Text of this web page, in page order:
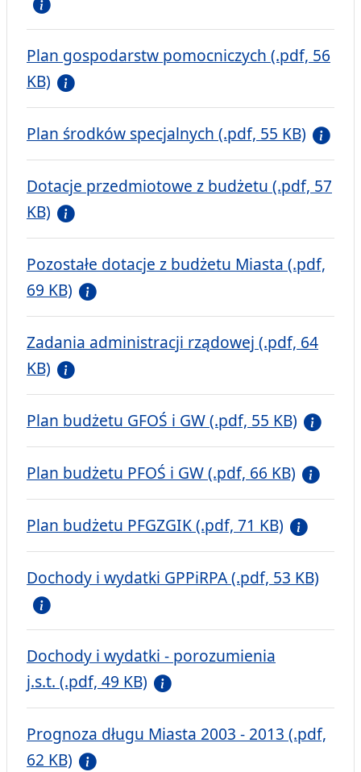
Plan gospodarstw pomocniczych (.pdf, 56
KB)
Plan środków specjalnych (.pdf, 55 KB)
Dotacje przedmiotowe z budżetu (.pdf, 57
KB)
Pozostałe dotacje z budżetu Miasta (.pdf,
69 KB)
Zadania administracji rządowej (.pdf, 64
KB)
Plan budżetu GFOŚ i GW (.pdf, 55 KB)
Plan budżetu PFOŚ i GW (.pdf, 66 KB)
Plan budżetu PFGZGIK (.pdf, 71 KB)
Dochody i wydatki GPPiRPA (.pdf, 53 KB)
Dochody i wydatki - porozumienia
j.s.t. (.pdf, 49 KB)
Prognoza długu Miasta 2003 - 2013 (.pdf,
62 KB)